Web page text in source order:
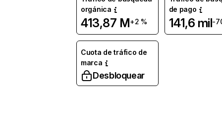
orgánica
413,87 M+2 %
de pago
141,6 mil-
Cuota de tráfico de
marca
Desbloquear